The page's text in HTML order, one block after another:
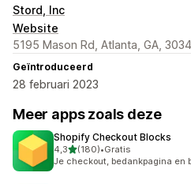
Stord, Inc
Website
5195 Mason Rd, Atlanta, GA,
Geïntroduceerd
28 februari 2023
Meer apps zoals deze
Shopify Checkout Blocks
4,3van 5 sterren
(180)
180 recensies in totaal
•Gratis
Je checkout, bedankpagina en